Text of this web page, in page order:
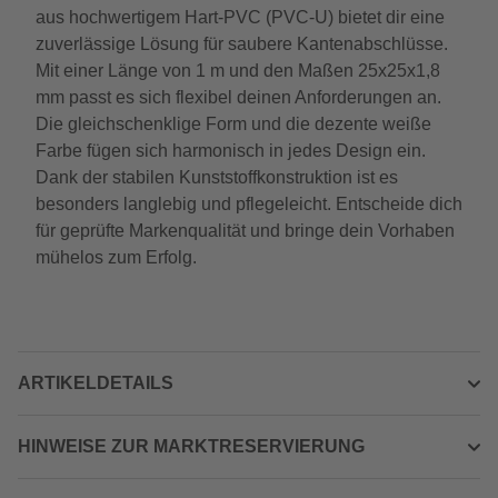
aus hochwertigem Hart-PVC (PVC-U) bietet dir eine
zuverlässige Lösung für saubere Kantenabschlüsse.
Mit einer Länge von 1 m und den Maßen 25x25x1,8
mm passt es sich flexibel deinen Anforderungen an.
Die gleichschenklige Form und die dezente weiße
Farbe fügen sich harmonisch in jedes Design ein.
Dank der stabilen Kunststoffkonstruktion ist es
besonders langlebig und pflegeleicht. Entscheide dich
für geprüfte Markenqualität und bringe dein Vorhaben
mühelos zum Erfolg.
ARTIKELDETAILS
HINWEISE ZUR MARKTRESERVIERUNG